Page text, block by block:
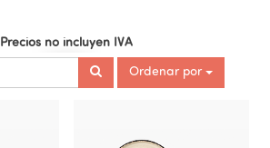
Precios no incluyen IVA
Ordenar por